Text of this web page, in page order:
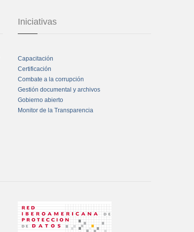
Iniciativas
Capacitación
Certificación
Combate a la corrupción
Gestión documental y archivos
Gobierno abierto
Monitor de la Transparencia